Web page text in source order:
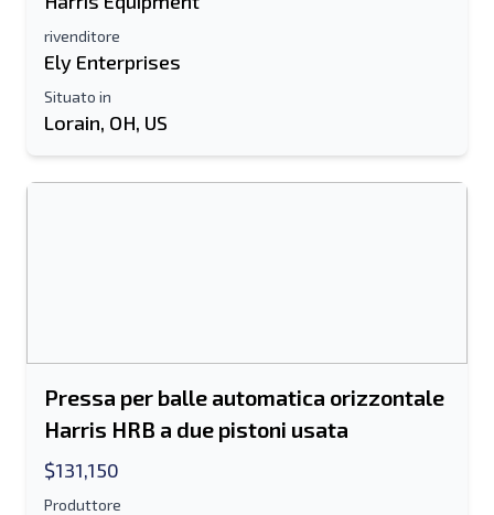
Indirizzo e-mail
rivenditore
Ely Enterprises
Situato in
Lorain, OH, US
Pressa per balle automatica orizzontale
Harris HRB a due pistoni usata
$131,150
Produttore
Invia ad un amico
Il tuo nome completo